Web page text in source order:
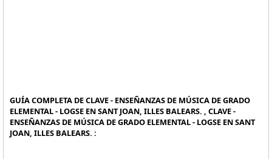
GUÍA COMPLETA DE CLAVE - ENSEÑANZAS DE MÚSICA DE GRADO
ELEMENTAL - LOGSE EN SANT JOAN, ILLES BALEARS. , CLAVE -
ENSEÑANZAS DE MÚSICA DE GRADO ELEMENTAL - LOGSE EN SANT
JOAN, ILLES BALEARS. :